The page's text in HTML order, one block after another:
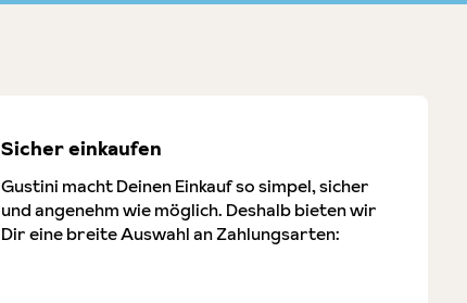
Sicher einkaufen
Gustini macht Deinen Einkauf so simpel, sicher
und angenehm wie möglich. Deshalb bieten wir
Dir eine breite Auswahl an Zahlungsarten: